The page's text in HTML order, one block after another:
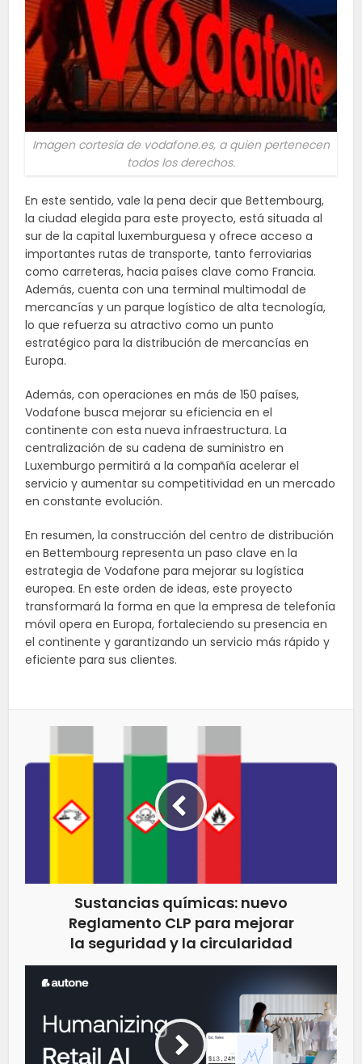
Imagen cortesía de vodafone.es, a quien pertenecen
todos los derechos.
En este sentido, vale la pena decir que Bettembourg,
la ciudad elegida para este proyecto, está situada al
sur de la capital luxemburguesa y ofrece acceso a
importantes rutas de transporte, tanto ferroviarias
como carreteras, hacia países clave como Francia.
Además, cuenta con una terminal multimodal de
mercancías y un parque logístico de alta tecnología,
lo que refuerza su atractivo como un punto
estratégico para la distribución de mercancías en
Europa.
Además, con operaciones en más de 150 países,
Vodafone busca mejorar su eficiencia en el
continente con esta nueva infraestructura. La
centralización de su cadena de suministro en
Luxemburgo permitirá a la compañía acelerar el
servicio y aumentar su competitividad en un mercado
en constante evolución.
En resumen, la construcción del centro de distribución
en Bettembourg representa un paso clave en la
estrategia de Vodafone para mejorar su logística
europea. En este orden de ideas, este proyecto
transformará la forma en que la empresa de telefonía
móvil opera en Europa, fortaleciendo su presencia en
el continente y garantizando un servicio más rápido y
eficiente para sus clientes.
Sustancias químicas: nuevo
Reglamento CLP para mejorar
la seguridad y la circularidad